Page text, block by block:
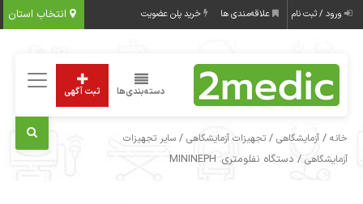
انتخاب استان ورود / ثبت نام علاقه‌مندی ها خرید پلن عضویت
دسته‌بندی‌ها ثبت آگهی
خانه /آزمایشگاهی /تجهیزات آزمایشگاهی /سایر تجهیزات
آزمایشگاهی / دستگاه نفلومتری. MININEPH